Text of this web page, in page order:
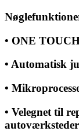
• ONE
• Automatisk
•
• Velegnet til
autoværksteder